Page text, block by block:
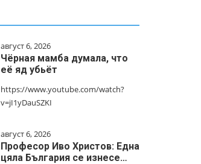
август 6, 2026
Чёрная мамба думала, что
её яд убьёт
https://www.youtube.com/watch?
v=jI1yDauSZKI
август 6, 2026
Професор Иво Христов: Една
цяла България се изнесе…